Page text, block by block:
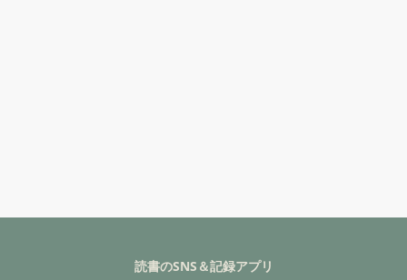
読書のSNS＆記録アプリ